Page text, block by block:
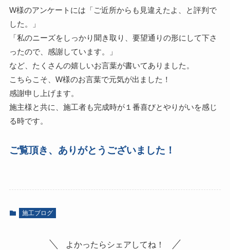
W様のアンケートには「ご近所からも見違えたよ、と評判で
した。」
「私のニーズをしっかり聞き取り、要望通りの形にして下さ
ったので、感謝しています。」
など、たくさんの嬉しいお言葉が書いてありました。
こちらこそ、W様のお言葉で元気が出ました！
感謝申し上げます。
施主様と共に、施工者も完成時が１番喜びとやりがいを感じ
る時です。
ご覧頂き、ありがとうございました！
施工ブログ
よかったらシェアしてね！